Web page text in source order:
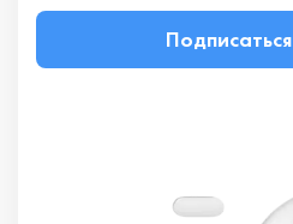
Подписаться